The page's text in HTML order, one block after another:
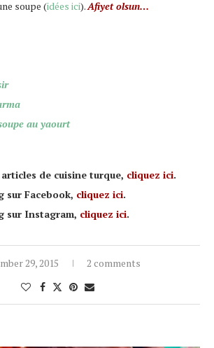
soupe (idées ici).Afiyet olsun…
au yaourt
de cuisine turque, cliquez ici.
sur Facebook, cliquez ici.
sur Instagram, cliquez ici.
29, 2015 2 comments